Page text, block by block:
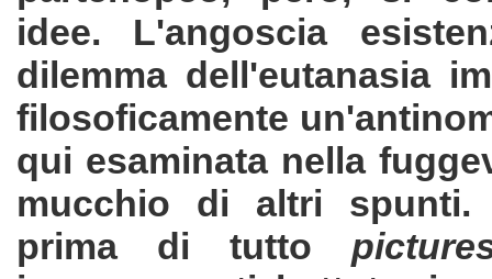
idee. L'angoscia
dilemma dell'eutanasia
filosoficamente
qui esaminata nella
mucchio di altri
prima di tutto